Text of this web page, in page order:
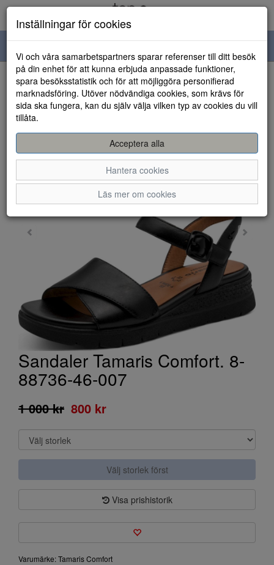
navigation
HEM
Sandaler Tamaris Comfort. 8-
88736-46-007
1 000 kr 800 kr
Välj storlek först
Visa prishistorik
Varumärke: Tamaris Comfort
Inställningar för cookies
Vi och våra samarbetspartners sparar referenser till ditt besök
på din enhet för att kunna erbjuda anpassade funktioner,
spara besöksstatistik och för att möjliggöra personifierad
marknadsföring. Utöver nödvändiga cookies, som krävs för
sida ska fungera, kan du själv välja vilken typ av cookies du vill
tillåta.
Acceptera alla
Hantera cookies
Läs mer om cookies